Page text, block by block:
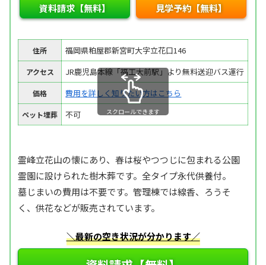
資料請求【無料】 見学予約【無料】
住所 福岡県粕屋郡新宮町大字立花口146
アクセス JR鹿児島本線「福工大前駅」より無料送迎バス運行
価格 費用を詳しく知りたい方はこちら
ペット埋葬 不可 スクロールできます
霊峰立花山の懐にあり、春は桜やつつじに包まれる公園
霊園に設けられた樹木葬です。全タイプ永代供養付。
墓じまいの費用は不要です。管理棟では線香、ろうそ
く、供花などが販売されています。
＼最新の空き状況が分かります／